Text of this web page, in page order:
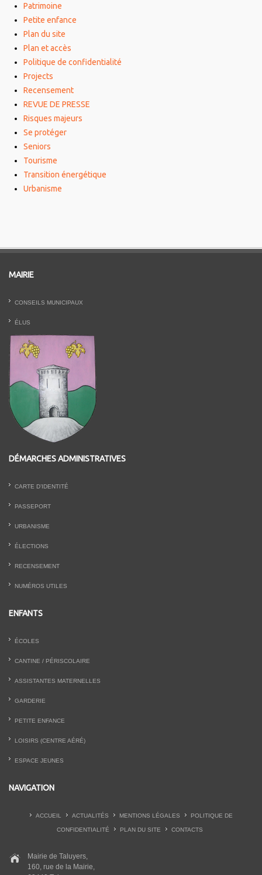
Patrimoine
Petite enfance
Plan du site
Plan et accès
Politique de confidentialité
Projects
Recensement
REVUE DE PRESSE
Risques majeurs
Se protéger
Seniors
Tourisme
Transition énergétique
Urbanisme
MAIRIE
CONSEILS MUNICIPAUX
ÉLUS
DÉMARCHES ADMINISTRATIVES
CARTE D’IDENTITÉ
PASSEPORT
URBANISME
ÉLECTIONS
RECENSEMENT
NUMÉROS UTILES
ENFANTS
ÉCOLES
CANTINE / PÉRISCOLAIRE
ASSISTANTES MATERNELLES
GARDERIE
PETITE ENFANCE
LOISIRS (CENTRE AÉRÉ)
ESPACE JEUNES
NAVIGATION
ACCUEIL ACTUALITÉS MENTIONS LÉGALES POLITIQUE DE
CONFIDENTIALITÉ PLAN DU SITE CONTACTS
Mairie de Taluyers,
160, rue de la Mairie,